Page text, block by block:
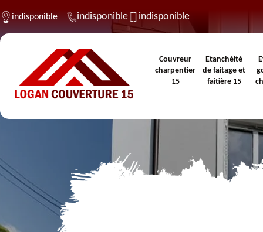
indisponible indisponible indisponible
Couvreur
charpentier
15
Etanchéité
de faitage et
faitière 15